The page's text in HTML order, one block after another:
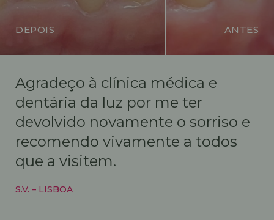
Agradeço à clínica médica e
dentária da luz por me ter
devolvido novamente o sorriso e
recomendo vivamente a todos
que a visitem.
S.V. – LISBOA
ANTES
DEPOIS